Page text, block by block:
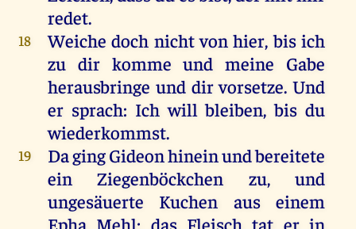
redet.
18 Weiche doch nicht von hier,bis ich
zu dir komme und meine Gabe
herausbringe und dirvorsetze.Und
er sprach: Ich will bleiben,bis du
wiederkommst.
19 DagingGideonhineinundbereitete
einZiegenböckchen zu,und
ungesäuerte
Kuchen aus
einem
Epha Mehl; das Fleisch tat er in